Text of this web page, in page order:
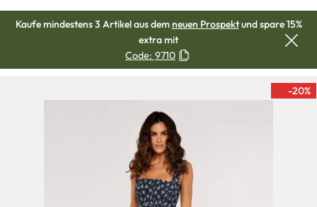
Kaufe mindestens 3 Artikel aus demneuen Prospektund spare 15%
extra mit
Code: 9710
-20%